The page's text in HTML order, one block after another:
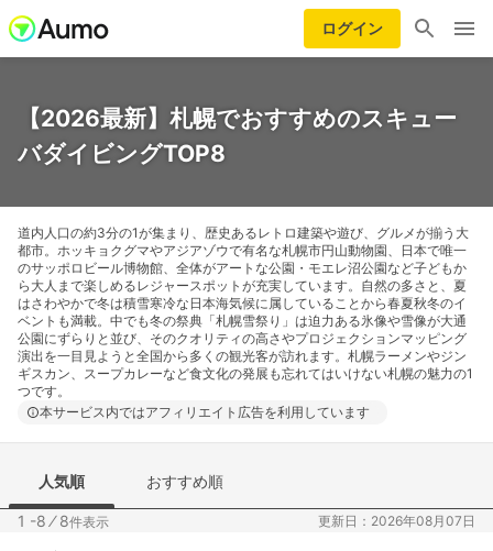
ログイン
【2026最新】札幌でおすすめのスキュー
バダイビングTOP8
道内人口の約3分の1が集まり、歴史あるレトロ建築や遊び、グルメが揃う大
都市。ホッキョクグマやアジアゾウで有名な札幌市円山動物園、日本で唯一
のサッポロビール博物館、全体がアートな公園・モエレ沼公園など子どもか
ら大人まで楽しめるレジャースポットが充実しています。自然の多さと、夏
はさわやかで冬は積雪寒冷な日本海気候に属していることから春夏秋冬のイ
ベントも満載。中でも冬の祭典「札幌雪祭り」は迫力ある氷像や雪像が大通
公園にずらりと並び、そのクオリティの高さやプロジェクションマッピング
演出を一目見ようと全国から多くの観光客が訪れます。札幌ラーメンやジン
ギスカン、スープカレーなど食文化の発展も忘れてはいけない札幌の魅力の1
つです。
本サービス内ではアフィリエイト広告を利用しています
人気順 おすすめ順
1 -8 ⁄8件表示 更新日：2026年08月07日